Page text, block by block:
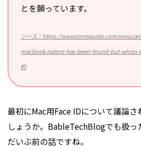
とを願っています。
ソース：https://www.tomsguide.com/news/
macbook-patent-has-been-found-but-whats-
約
最初にMac用Face IDについて議論
しょうか。BableTechBlogでも扱っ
だいぶ前の話ですね。